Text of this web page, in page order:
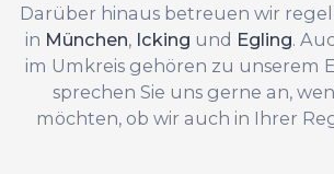
Darüber hinaus betreuen wir
in München, Icking und Egling.
im Umkreis gehören zu unserem
sprechen Sie uns gerne an,
möchten, ob wir auch in Ihrer